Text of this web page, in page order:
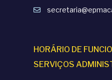
HORÁRIO DE
SERVIÇOS